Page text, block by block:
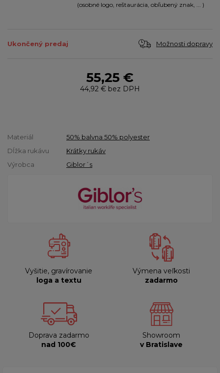
(osobné logo, reštaurácia, obľubený znak, ... )
Ukončený predaj Možnosti dopravy
55,25 €
44,92 € bez DPH
Materiál
50% balvna 50% polyester
Dĺžka rukávu
Krátky rukáv
Výrobca
Giblor´s
Vyšitie, gravírovanie
loga a textu
Výmena veľkosti
zadarmo
Doprava zadarmo
nad 100€
Showroom
v Bratislave